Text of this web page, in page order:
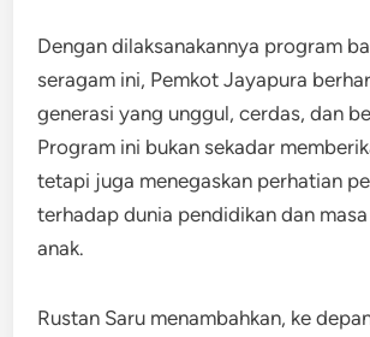
Dengan dilaksanakannya program
seragam ini, Pemkot Jayapura
generasi yang unggul, cerdas, dan
Program ini bukan sekadar
tetapi juga menegaskan perhatian
terhadap dunia pendidikan dan
anak.
Rustan Saru menambahkan, ke